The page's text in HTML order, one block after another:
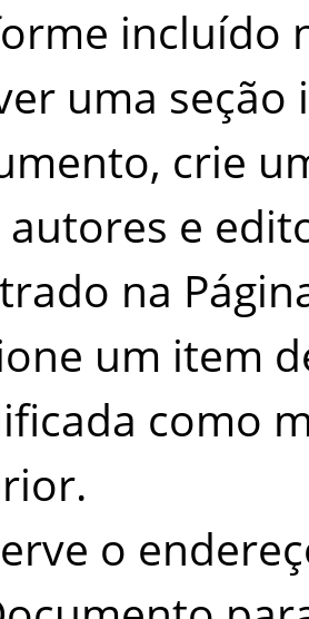
incluído
uma
crie
autores e
na
um item
como
o